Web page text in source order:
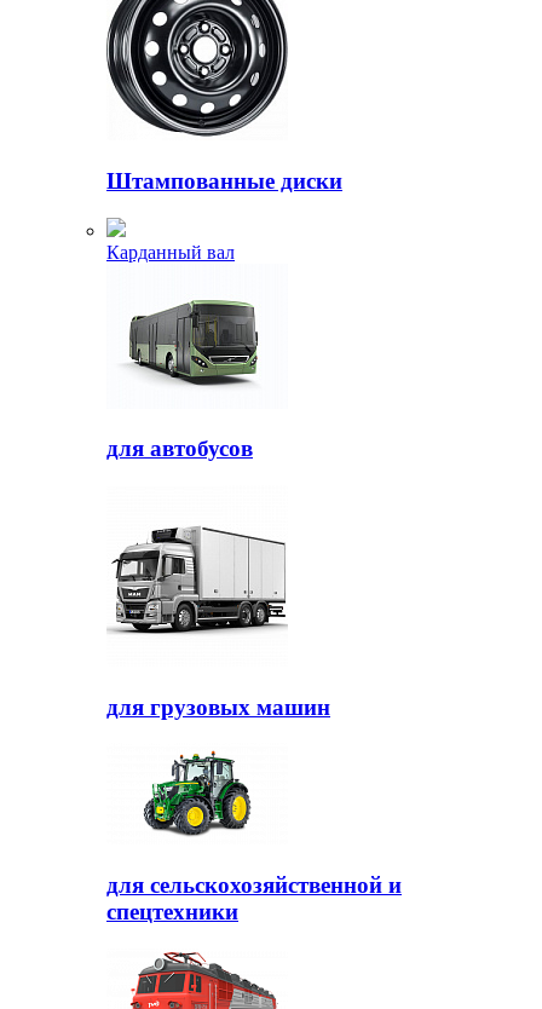
Штампованные диски
Карданный вал
для автобусов
для грузовых машин
для сельскохозяйственной и
спецтехники